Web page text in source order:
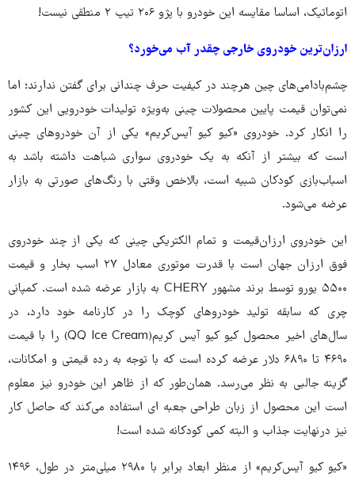
اتوماتیک، اساسا مقایسه این خودرو با پژو ۲۰۶ تیپ ۲ منطقی نیست!
ارزان‌ترین خودروی خارجی چقدر آب می‌خورد؟
چشم‌بادامی‌های چین هرچند در کیفیت حرف چندانی برای گفتن ندارند؛ اما
نمی‌توان قیمت پایین محصولات چینی به‌ویژه تولیدات خودرویی این کشور
را انکار کرد. خودروی «کیو کیو آیس‌کریم» یکی از آن خودروهای چینی
است که بیشتر از آنکه به یک خودروی سواری شباهت داشته باشد به
اسباب‌بازی کودکان شبیه است، بالاخص وقتی با رنگ‌های صورتی به بازار
عرضه می‌شود.
این خودروی ارزان‌قیمت و تمام الکتریکی چینی که یکی از چند خودروی
فوق ارزان جهان است با قدرت موتوری معادل ۲۷ اسب بخار و قیمت
۵۵۰۰ یورو توسط برند مشهور CHERY به بازار عرضه شده است. کمپانی
چری که سابقه تولید خودروهای کوچک را در کارنامه خود دارد، در
سال‌های اخیر محصول کیو کیو آیس کریم(QQ Ice Cream) را با قیمت
۴۶۹۰ تا ۶۸۹۰ دلار عرضه کرده است که با توجه به رده قیمتی و امکانات،
گزینه جالبی به نظر می‌رسد. همان‌طور که از ظاهر این خودرو نیز معلوم
است این محصول از زبان طراحی جعبه ای استفاده می‌کند که حاصل کار
نیز درنهایت جذاب و البته کمی کودکانه شده است!
«کیو کیو آیس‌کریم» از منظر ابعاد برابر با ۲۹۸۰ میلی‌متر در طول، ۱۴۹۶